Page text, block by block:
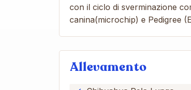
con il ciclo di sverminazione
canina(microchip) e Pedigree
Allevamento